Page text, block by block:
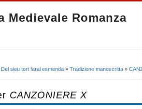
Medievale Romanza
Del sieu tort farai esmenda » Tradizione manoscritta »
CANZONIERE X